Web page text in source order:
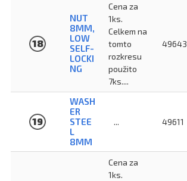
18
NUT
8MM,
LOW
SELF-
LOCKI
NG
Cena za
1ks.
Celkem na
tomto
rozkresu
použito
7ks....
49643
19
WASH
ER
STEE
L
8MM
... 49611
Cena za
1ks.